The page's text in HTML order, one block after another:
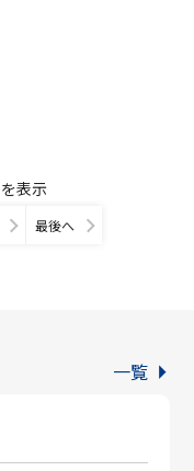
表示
最後へ
一覧